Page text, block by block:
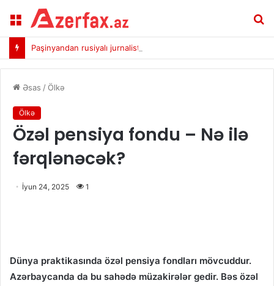
Menu
Əsas /Ölkə
Ölkə
Özəl pensiya fondu – Nə ilə
fərqlənəcək?
İyun 24, 2025 1
Dünya praktikasında özəl pensiya fondları mövcuddur.
Azərbaycanda da bu sahədə müzakirələr gedir. Bəs özəl